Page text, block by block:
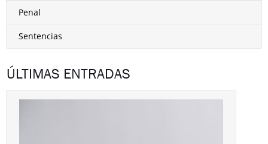
Penal
Sentencias
ÚLTIMAS ENTRADAS